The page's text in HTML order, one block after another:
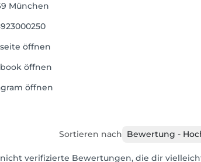
München
öffnen
öffnen
öffnen
Sortieren nach Bewertung -
verifizierte Bewertungen, die dir